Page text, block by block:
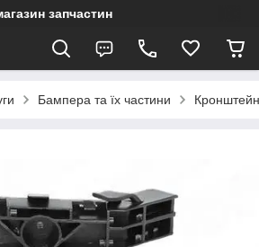
запчастин
Бампера та їх частини